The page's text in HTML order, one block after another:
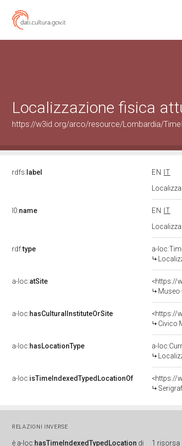
Localizzazione fisica
https://w3id.org/arco/resource/Lombardia/
rdfs: label EN
IT
l0:name EN
IT
rdf:type
a-
a-loc:atSite
<https://
Museo
a-loc:hasCulturalInstituteOrSite
<https://
Civico
a-loc:hasLocationType
a-
a-loc:isTimeIndexedTypedLocationOf
<https://
RELAZIONI INVERSE
è a-loc:hasTimeIndexedTypedLocation di 1 risorsa